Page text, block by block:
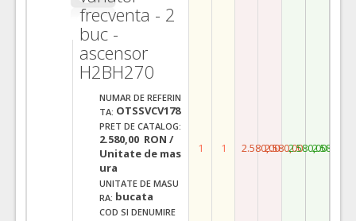
frecventa - 2
buc -
ascensor
H2BH270
NUMAR DE REFERIN
TA: OTSSVCV178
PRET DE CATALOG:
2.580,00 RON /
Unitate de mas
ura
UNITATE DE MASU
RA: bucata
COD SI DENUMIRE
1 1 2.580,002.580,002.580,002.580,00